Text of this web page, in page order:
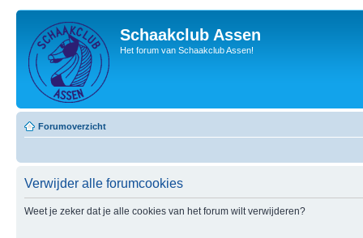
Schaakclub Assen
Het forum van Schaakclub Assen!
Forumoverzicht
Verwijder alle forumcookies
Weet je zeker dat je alle cookies van het forum wilt verwijderen?